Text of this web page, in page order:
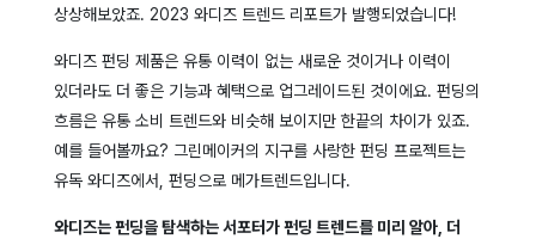
상상해보았죠. 2023 와디즈 트렌드 리포트가 발행되었습니다!
와디즈 펀딩 제품은 유통 이력이 없는 새로운 것이거나 이력이
있더라도 더 좋은 기능과 혜택으로 업그레이드된 것이에요. 펀딩의
흐름은 유통 소비 트렌드와 비슷해 보이지만 한끝의 차이가 있죠.
예를 들어볼까요? 그린메이커의 지구를 사랑한 펀딩 프로젝트는
유독 와디즈에서, 펀딩으로 메가트렌드입니다.
와디즈는 펀딩을 탐색하는 서포터가 펀딩 트렌드를 미리 알아, 더